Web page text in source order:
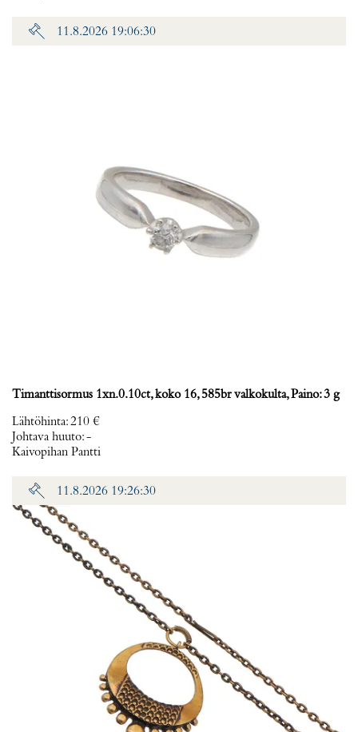
11.8.2026 19:06:30
Timanttisormus 1xn.0.10ct, koko 16, 585br valkokulta, Paino: 3 g
Lähtöhinta:210 €
Johtava huuto:-
Kaivopihan Pantti
11.8.2026 19:26:30